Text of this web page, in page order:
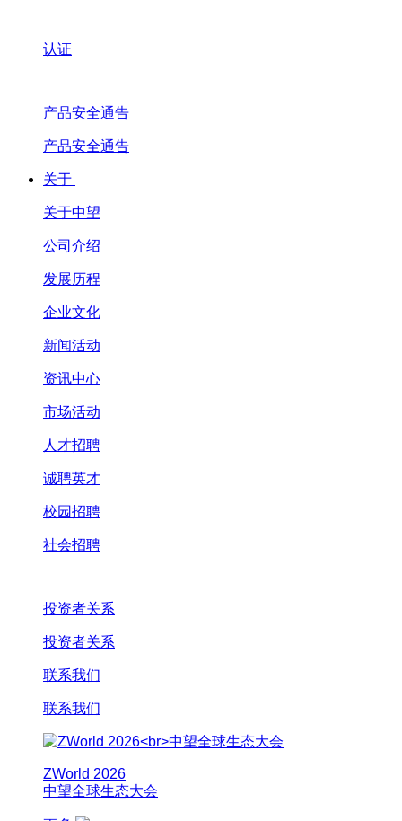
认证
产品安全通告
产品安全通告
关于
关于中望
公司介绍
发展历程
企业文化
新闻活动
资讯中心
市场活动
人才招聘
诚聘英才
校园招聘
社会招聘
投资者关系
投资者关系
联系我们
联系我们
ZWorld 2026
中望全球生态大会